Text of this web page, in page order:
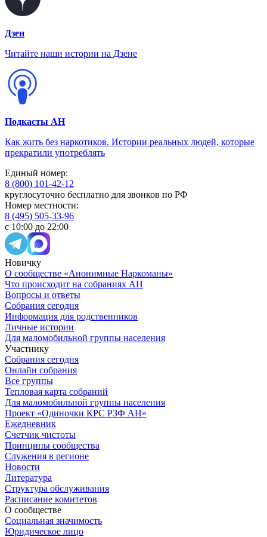
Дзен
Читайте наши истории на Дзене
Подкасты АН
Как жить без наркотиков. Истории реальных людей, которые
прекратили употреблять
Единый номер:
8 (800) 101-42-12
круглосуточно бесплатно для звонков по РФ
Номер местности:
8 (495) 505-33-96
с 10:00 до 22:00
Новичку
О сообществе «Анонимные Наркоманы»
Что происходит на собраниях АН
Вопросы и ответы
Собрания сегодня
Информация для родственников
Личные истории
Для маломобильной группы населения
Участнику
Собрания сегодня
Онлайн собрания
Все группы
Тепловая карта собраний
Для маломобильной группы населения
Проект «Одиночки КРС РЗФ АН»
Ежедневник
Счетчик чистоты
Принципы сообщества
Служения в регионе
Новости
Литература
Структура обслуживания
Расписание комитетов
О сообществе
Социальная значимость
Юридическое лицо